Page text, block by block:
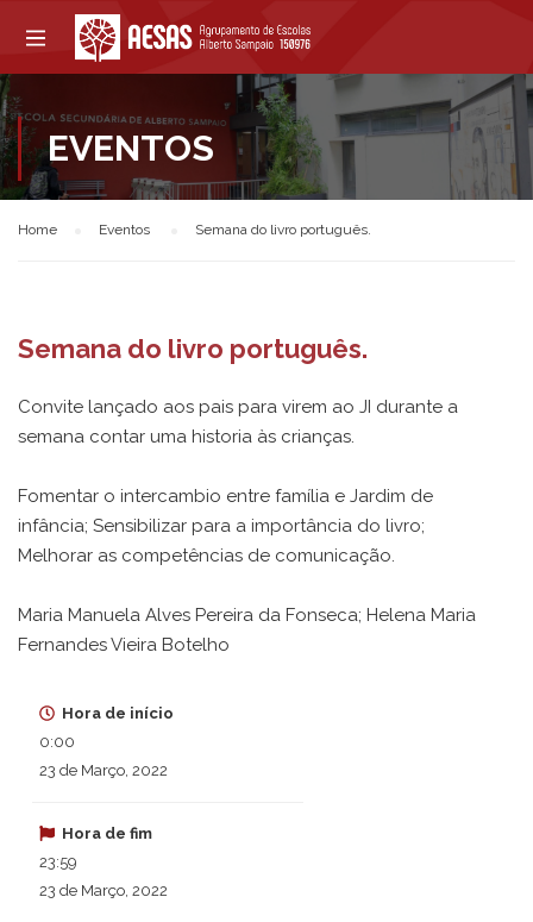
EVENTOS
Home Eventos Semana do livro português.
Semana do livro português.
Convite lançado aos pais para virem ao JI durante a
semana contar uma historia às crianças.
Fomentar o intercambio entre família e Jardim de
infância; Sensibilizar para a importância do livro;
Melhorar as competências de comunicação.
Maria Manuela Alves Pereira da Fonseca; Helena Maria
Fernandes Vieira Botelho
Hora de início
0:00
23 de Março, 2022
Hora de fim
23:59
23 de Março, 2022